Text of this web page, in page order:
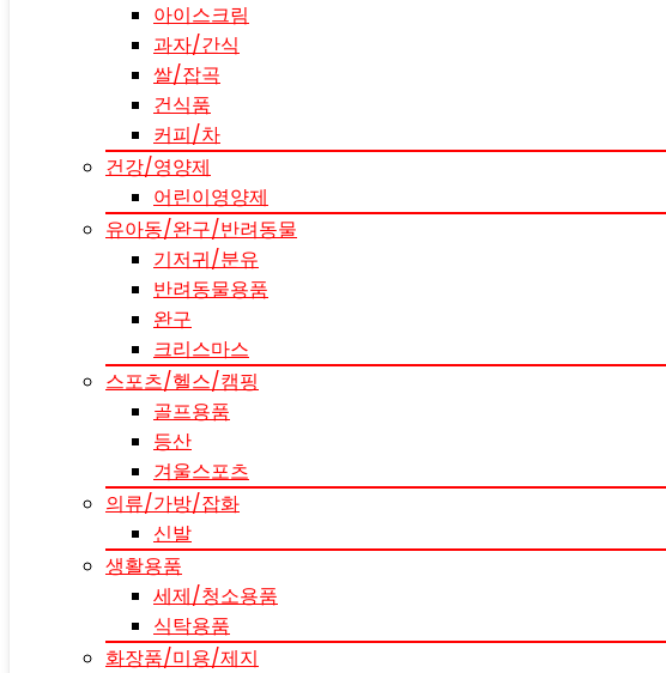
아이스크림
과자/간식
쌀/잡곡
건식품
커피/차
건강/영양제
어린이영양제
유아동/완구/반려동물
기저귀/분유
반려동물용품
완구
크리스마스
스포츠/헬스/캠핑
골프용품
등산
겨울스포츠
의류/가방/잡화
신발
생활용품
세제/청소용품
식탁용품
화장품/미용/제지